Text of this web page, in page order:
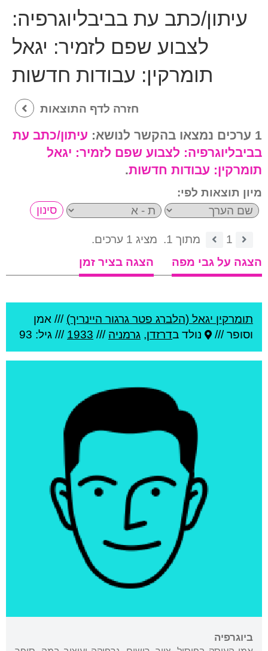
עיתון/כתב עת בביבליוגרפיה:
לצבוע שפם לזמיר: יגאל
תומרקין: עבודות חדשות
חזרה לדף התוצאות
1 ערכים נמצאו בהקשר לנושא:
עיתון/כתב עת
בביבליוגרפיה: לצבוע שפם לזמיר: יגאל
תומרקין: עבודות חדשות.
מיון תוצאות לפי:
1 מתוך 1.
מציג 1 ערכים.
הצגה על גבי מפה
הצגה בציר זמן
תומרקין יגאל (הלברג פטר גרגור היינריך) /// אמן
וסופר ///
נולד בדרזדן, גרמניה ///
1933 /// גיל: 93
ביוגרפיה